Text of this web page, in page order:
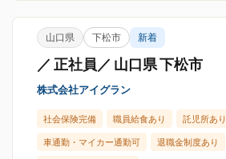
山口県 下松市 新着
／ 正社員／ 山口県 下松市
株式会社アイグラン
社会保険完備 職員給食あり 託児所あり
車通勤・マイカー通勤可 退職金制度あり